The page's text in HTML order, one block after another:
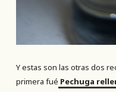
Y estas son las otras dos
primera fué Pechuga